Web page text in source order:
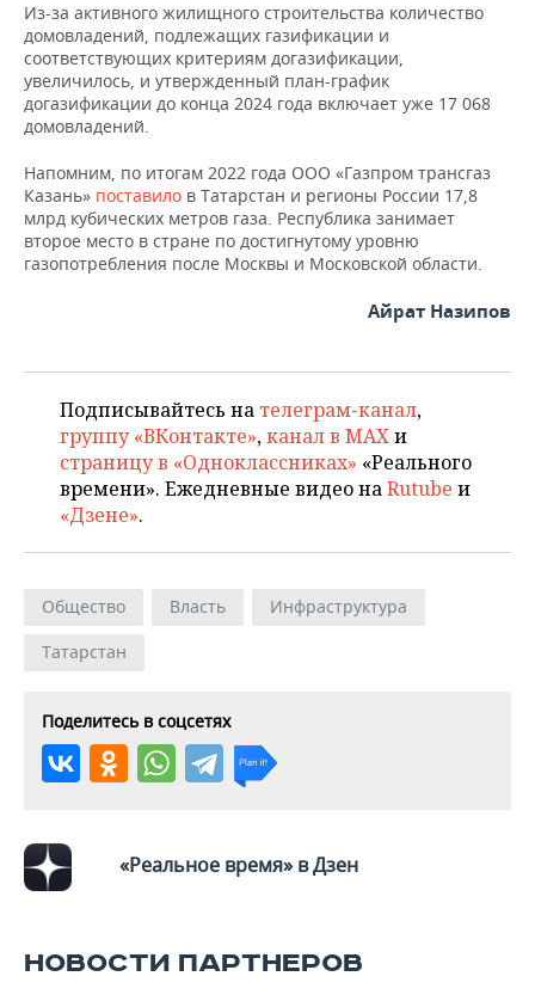
Из-за активного жилищного строительства количество
домовладений, подлежащих газификации и
соответствующих критериям догазификации,
увеличилось, и утвержденный план-график
догазификации до конца 2024 года включает уже 17 068
домовладений.
Напомним, по итогам 2022 года ООО «Газпром трансгаз
Казань» поставило в Татарстан и регионы России 17,8
млрд кубических метров газа. Республика занимает
второе место в стране по достигнутому уровню
газопотребления после Москвы и Московской области.
Айрат Назипов
Подписывайтесь на телеграм-канал,
группу «ВКонтакте»,канал в MAXи
страницу в «Одноклассниках» «Реального
времени». Ежедневные видео наRutube и
«Дзене».
Общество Власть
Инфраструктура
Татарстан
Поделитесь в соцсетях
«Реальное время» в Дзен
НОВОСТИ ПАРТНЕРОВ